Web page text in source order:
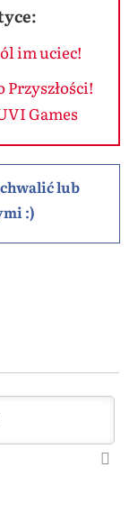
im uciec!
Games
lub
:)